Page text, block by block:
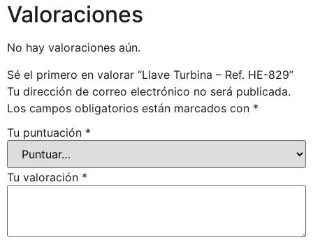
Valoraciones
No hay valoraciones aún.
Sé el primero en valorar “Llave Turbina – Ref. HE-829”
Tu dirección de correo electrónico no será publicada.
Los campos obligatorios están marcados con *
Tu puntuación *
Tu valoración *